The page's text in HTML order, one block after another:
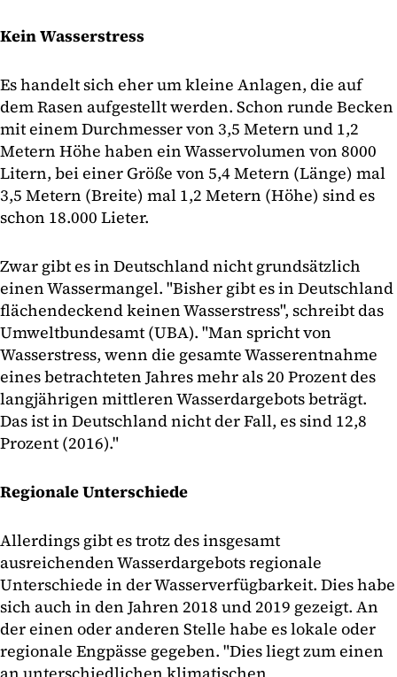
Kein Wasserstress
Es handelt sich eher um kleine Anlagen, die auf
dem Rasen aufgestellt werden. Schon runde Becken
mit einem Durchmesser von 3,5 Metern und 1,2
Metern Höhe haben ein Wasservolumen von 8000
Litern, bei einer Größe von 5,4 Metern (Länge) mal
3,5 Metern (Breite) mal 1,2 Metern (Höhe) sind es
schon 18.000 Lieter.
Zwar gibt es in Deutschland nicht grundsätzlich
einen Wassermangel. "Bisher gibt es in Deutschland
flächendeckend keinen Wasserstress", schreibt das
Umweltbundesamt (UBA). "Man spricht von
Wasserstress, wenn die gesamte Wasserentnahme
eines betrachteten Jahres mehr als 20 Prozent des
langjährigen mittleren Wasserdargebots beträgt.
Das ist in Deutschland nicht der Fall, es sind 12,8
Prozent (2016)."
Regionale Unterschiede
Allerdings gibt es trotz des insgesamt
ausreichenden Wasserdargebots regionale
Unterschiede in der Wasserverfügbarkeit. Dies habe
sich auch in den Jahren 2018 und 2019 gezeigt. An
der einen oder anderen Stelle habe es lokale oder
regionale Engpässe gegeben. "Dies liegt zum einen